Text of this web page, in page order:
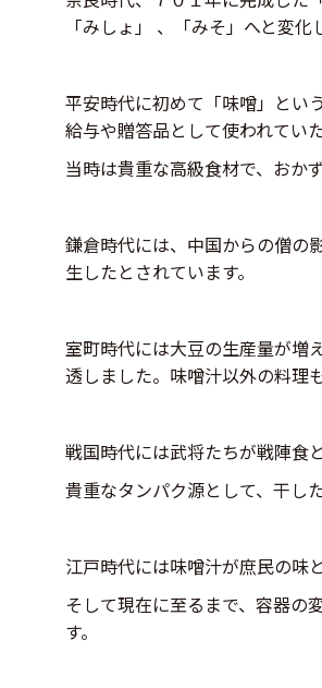
「みしょ」 、「みそ」へと変
平安時代に初めて「味噌」とい
給与や贈答品として使われてい
当時は貴重な高級食材で、おか
鎌倉時代には、中国からの僧の
生したとされています。
室町時代には大豆の生産量が増
透しました。味噌汁以外の料理
戦国時代には武将たちが戦陣食
貴重なタンパク源として、干し
江戸時代には味噌汁が庶民の味
そして現在に至るまで、容器の
す。